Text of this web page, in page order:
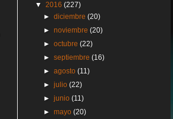
▼ 2016 (227)
►diciembre(20)
►noviembre(20)
►octubre(22)
►septiembre(16)
►agosto(11)
►julio(22)
►junio(11)
►mayo(20)